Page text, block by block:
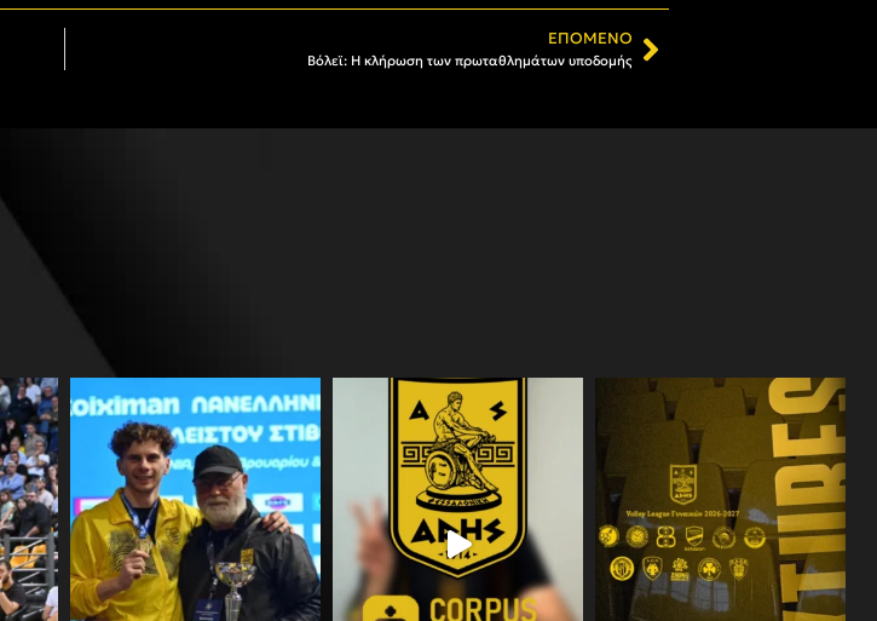
ΕΠΌΜΕΝΟ
Βόλεϊ: Η κλήρωση των πρωταθλημάτων υποδομής